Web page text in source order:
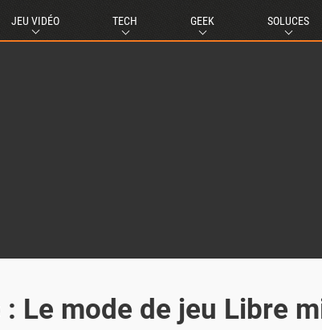
JEU VIDÉO TECH GEEK SOLUCES
Le mode de jeu Libre